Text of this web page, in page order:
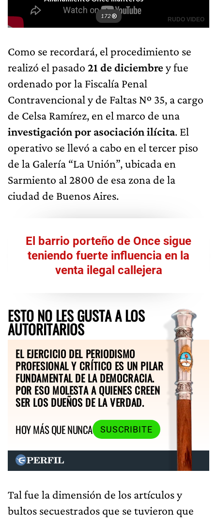
Como se recordará, el procedimiento se
realizó el pasado 21 de diciembrey fue
ordenado por la Fiscalía Penal
Contravencional y de Faltas Nº 35, a cargo
de Celsa Ramírez, en el marco de una
investigación por asociación ilícita. El
operativo se llevó a cabo en el tercer piso
de la Galería “La Unión”, ubicada en
Sarmiento al 2800 de esa zona de la
ciudad de Buenos Aires.
El barrio porteño de Once sigue
teniendo fuerte influencia en la
venta ilegal callejera
ESTO NO LES GUSTA A LOS
AUTORITARIOS
EL EJERCICIO DEL PERIODISMO
PROFESIONAL Y CRÍTICO ES UN PILAR
FUNDAMENTAL DE LA DEMOCRACIA.
POR ESO MOLESTA A QUIENES CREEN
SER LOS DUEÑOS DE LA VERDAD.
HOY MÁS QUE NUNCA
SUSCRIBITE
Tal fue la dimensión de los artículos y
bultos secuestrados que se tuvieron que